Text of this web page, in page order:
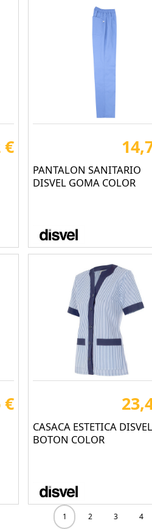
€
PANTALON SANITARIO
DISVEL GOMA COLOR
€
CASACA ESTETICA DISVEL
BOTON COLOR
1 2 3 4